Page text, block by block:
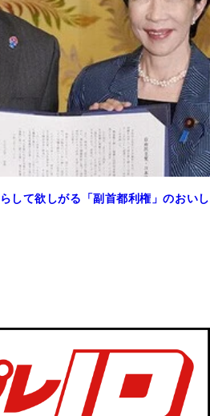
して欲しがる「副首都利権」のおいし